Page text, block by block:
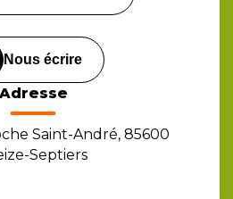
Nous écrire
Adresse
Saint-André, 85600
Septiers